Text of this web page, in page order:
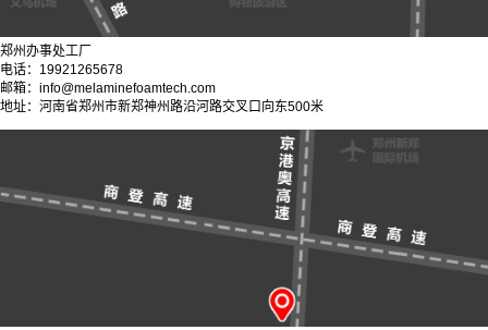
郑州办事处工厂
电话：19921265678
邮箱：info@melaminefoamtech.com
地址：河南省郑州市新郑神州路沿河路交叉口向东500米